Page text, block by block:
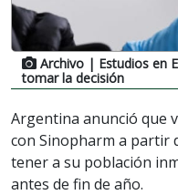
Archivo | Estudios en
tomar la decisión
Argentina anunció que
con Sinopharm a partir
tener a su población
antes de fin de año.